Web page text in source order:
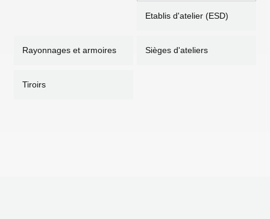
Etablis d'atelier (ESD)
Rayonnages et armoires Sièges d'ateliers
Tiroirs